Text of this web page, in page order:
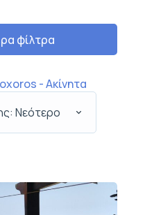
φίλτρα
- Ακίνητα
Νεότερο